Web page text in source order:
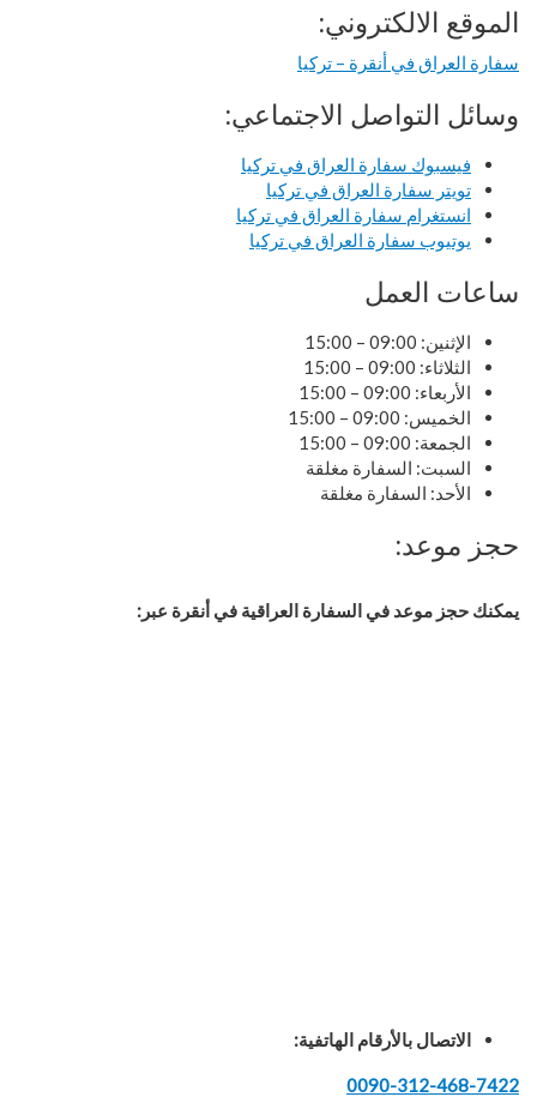
الموقع الالكتروني:
سفارة العراق في أنقرة – تركيا
وسائل التواصل الاجتماعي:
فيسبوك سفارة العراق في تركيا
تويتر سفارة العراق في تركيا
انستغرام سفارة العراق في تركيا
يوتيوب سفارة العراق في تركيا
ساعات العمل
الإثنين: 09:00 – 15:00
الثلاثاء: 09:00 – 15:00
الأربعاء: 09:00 – 15:00
الخميس: 09:00 – 15:00
الجمعة: 09:00 – 15:00
السبت: السفارة مغلقة
الأحد: السفارة مغلقة
حجز موعد:
يمكنك حجز موعد في السفارة العراقية في أنقرة عبر:
الاتصال بالأرقام الهاتفية:
0090-312-468-7422